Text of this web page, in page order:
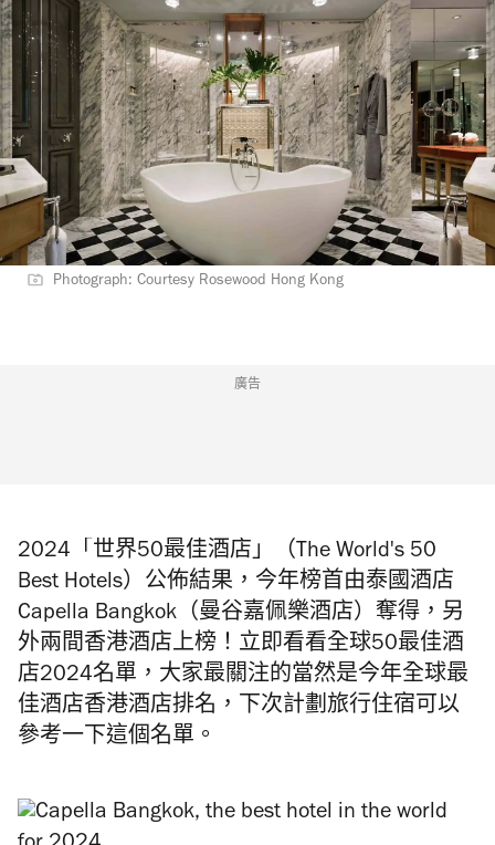
Photograph: Courtesy Rosewood Hong Kong
廣告
2024「世界50最佳酒店」（The World's 50
Best Hotels）公佈結果，今年榜首由泰國酒店
Capella Bangkok（曼谷嘉佩樂酒店）奪得，另
外兩間香港酒店上榜！立即看看全球50最佳酒
店2024名單，大家最關注的當然是今年全球最
佳酒店香港酒店排名，下次計劃旅行住宿可以
參考一下這個名單。